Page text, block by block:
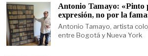
Antonio Tamayo: «Pinto
expresión, no por la
Antonio Tamayo, artista
entre Bogotá y Nueva York